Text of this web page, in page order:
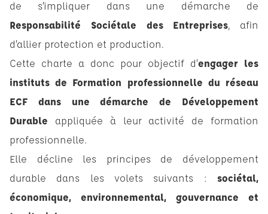
de s’impliquer dans une démarche de
Responsabilité Sociétale des Entreprises, afin
d’allier protection et production.
Cette charte a donc pour objectif d’engager les
instituts de Formation professionnelle du réseau
ECF dans une démarche de Développement
Durable appliquée à leur activité de formation
professionnelle.
Elle décline les principes de développement
durable dans les volets suivants : sociétal,
économique, environnemental, gouvernance et